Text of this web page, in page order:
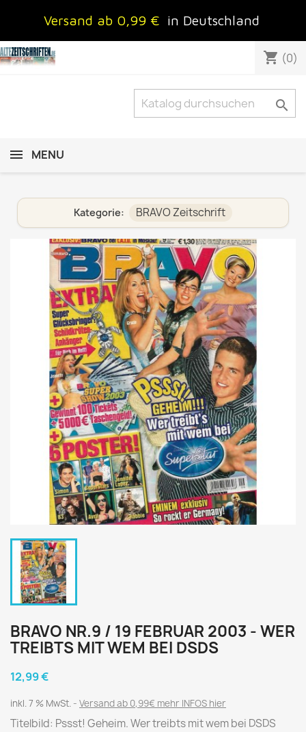
Versand ab 0,99 € in Deutschland
shopping_cart (0)

MENU
Kategorie: BRAVO Zeitschrift
BRAVO NR.9 / 19 FEBRUAR 2003 - WER
TREIBTS MIT WEM BEI DSDS
12,99 €
inkl. 7 % MwSt. Versand ab 0,99€ mehr INFOS hier
Titelbild: Pssst! Geheim. Wer treibts mit wem bei DSDS